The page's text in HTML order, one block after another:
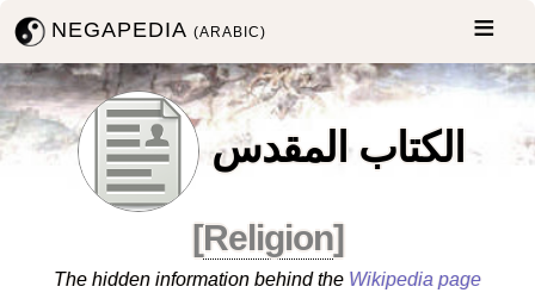
NEGAPEDIA(ARABIC)
الكتاب المقدس
[Religion]
The hidden information behind the Wikipedia page